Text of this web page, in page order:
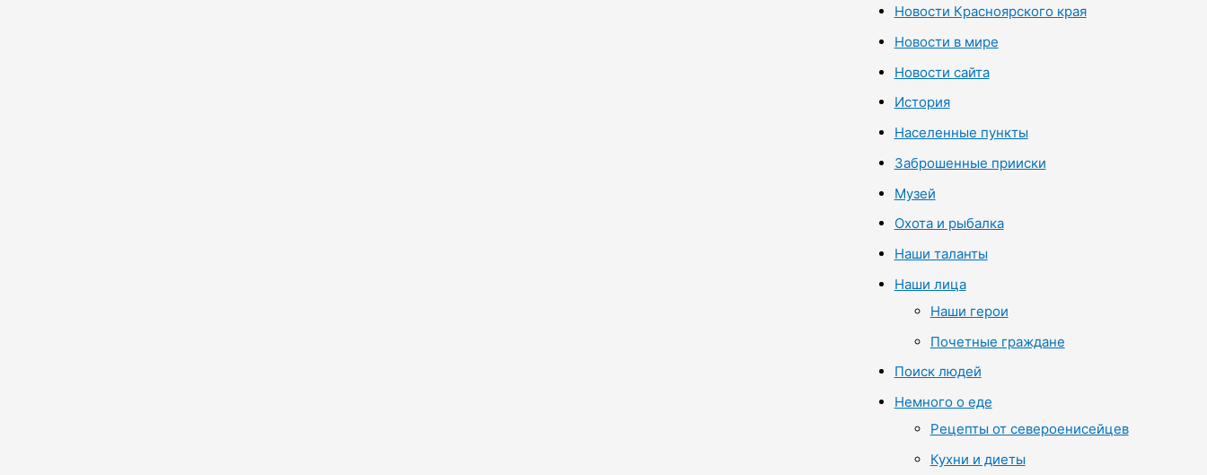
Новости Красноярского края
Новости в мире
Новости сайта
История
Населенные пункты
Заброшенные прииски
Музей
Охота и рыбалка
Наши таланты
Наши лица
Наши герои
Почетные граждане
Поиск людей
Немного о еде
Рецепты от североенисейцев
Кухни и диеты